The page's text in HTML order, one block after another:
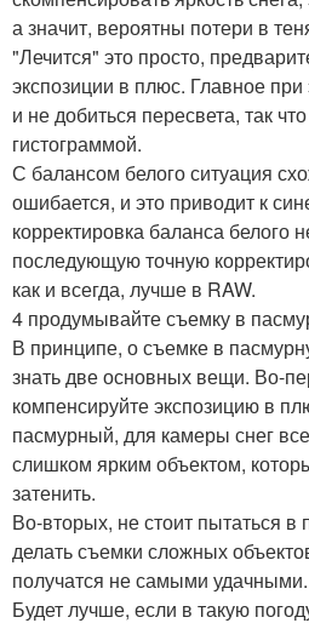
а значит, вероятны потери в
"Лечится" это просто,
экспозиции в плюс. Главное
и не добиться пересвета, так
гистограммой.
С балансом белого ситуация
ошибается, и это приводит к
корректировка баланса белого
последующую точную
как и всегда, лучше в RAW.
4 продумывайте съемку в
В принципе, о съемке в
знать две основных вещи. Во-
компенсируйте экспозицию в
пасмурный, для камеры снег
слишком ярким объектом,
затенить.
Во-вторых, не стоит пытаться в
делать съемки сложных
получатся не самыми удачными.
Будет лучше, если в такую